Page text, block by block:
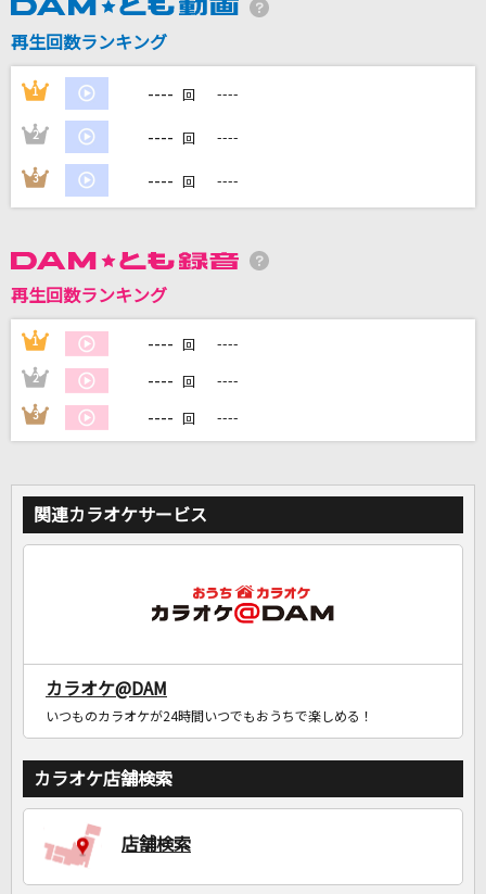
サムライハート(Some Like It Hot!!)
SPYAIR
DAMの新曲・ランキングなど
DAMに会員登録・ログインして
カラオケをもっと楽しもう！
再生回数ランキング
1 ---- 回 ----
2 ---- 回 ----
3 ---- 回 ----
再生回数ランキング
1 ---- 回 ----
2 ---- 回 ----
3 ---- 回 ----
関連カラオケサービス
カラオケ@DAM
いつものカラオケが24時間いつでもおうちで楽しめる！
カラオケ店舗検索
店舗検索